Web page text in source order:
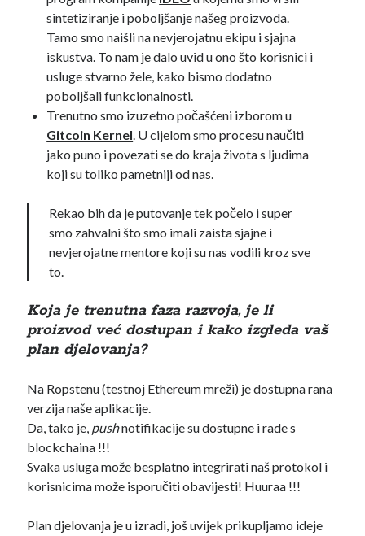
sintetiziranje i poboljšanje našeg proizvoda.
Tamo smo naišli na nevjerojatnu ekipu i sjajna
iskustva. To nam je dalo uvid u ono što korisnici i
usluge stvarno žele, kako bismo dodatno
poboljšali funkcionalnosti.
Trenutno smo izuzetno počašćeni izborom u
Gitcoin Kernel. U cijelom smo procesu naučiti
jako puno i povezati se do kraja života s ljudima
koji su toliko pametniji od nas.
Rekao bih da je putovanje tek počelo i super
smo zahvalni što smo imali zaista sjajne i
nevjerojatne mentore koji su nas vodili kroz sve
to.
Koja je trenutna faza razvoja, je li
proizvod već dostupan i kako izgleda vaš
plan djelovanja?
Na Ropstenu (testnoj Ethereum mreži) je dostupna rana
verzija naše aplikacije.
Da, tako je, pushnotifikacije su dostupne i rade s
blockchaina !!!
Svaka usluga može besplatno integrirati naš protokol i
korisnicima može isporučiti obavijesti! Huuraa !!!
Plan djelovanja je u izradi, još uvijek prikupljamo ideje